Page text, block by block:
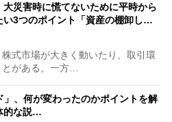
大災害時に慌てないために平時から
い3つのポイント「資産の棚卸し…
式市場が大きく動いたり、取引環
がある。一方…
、何が変わったのかポイントを解
的な説…